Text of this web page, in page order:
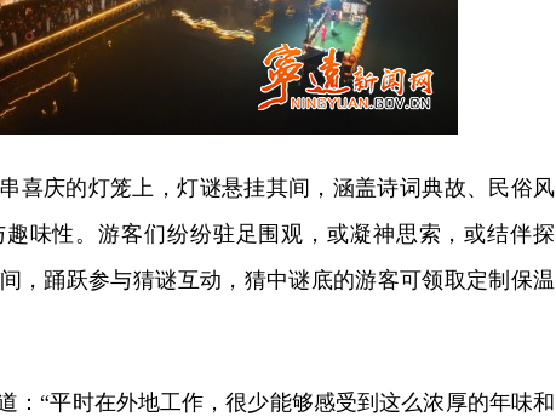
喜庆的灯笼上，灯谜悬挂其间，涵盖诗词典故、民俗风
味性。游客们纷纷驻足围观，或凝神思索，或结伴探
，踊跃参与猜谜互动，猜中谜底的游客可领取定制保温
：“平时在外地工作，很少能够感受到这么浓厚的年味和